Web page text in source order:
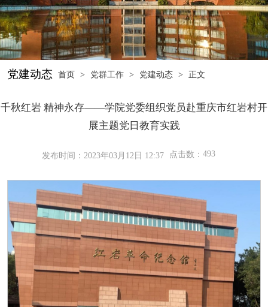
党建动态 首页 > 党群工作 > 党建动态 > 正文
千秋红岩 精神永存——学院党委组织党员赴重庆市红岩村开
展主题党日教育实践
发布时间：2023年03月12日 12:37 点击数：493